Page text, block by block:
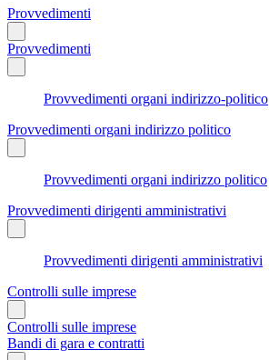
Provvedimenti
Provvedimenti
Provvedimenti organi indirizzo-politico
Provvedimenti organi indirizzo politico
Provvedimenti organi indirizzo politico
Provvedimenti dirigenti amministrativi
Provvedimenti dirigenti amministrativi
Controlli sulle imprese
Controlli sulle imprese
Bandi di gara e contratti